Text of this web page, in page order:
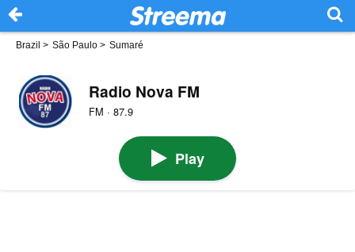
Brazil > São Paulo > Sumaré
Radio Nova FM
FM · 87.9
Play